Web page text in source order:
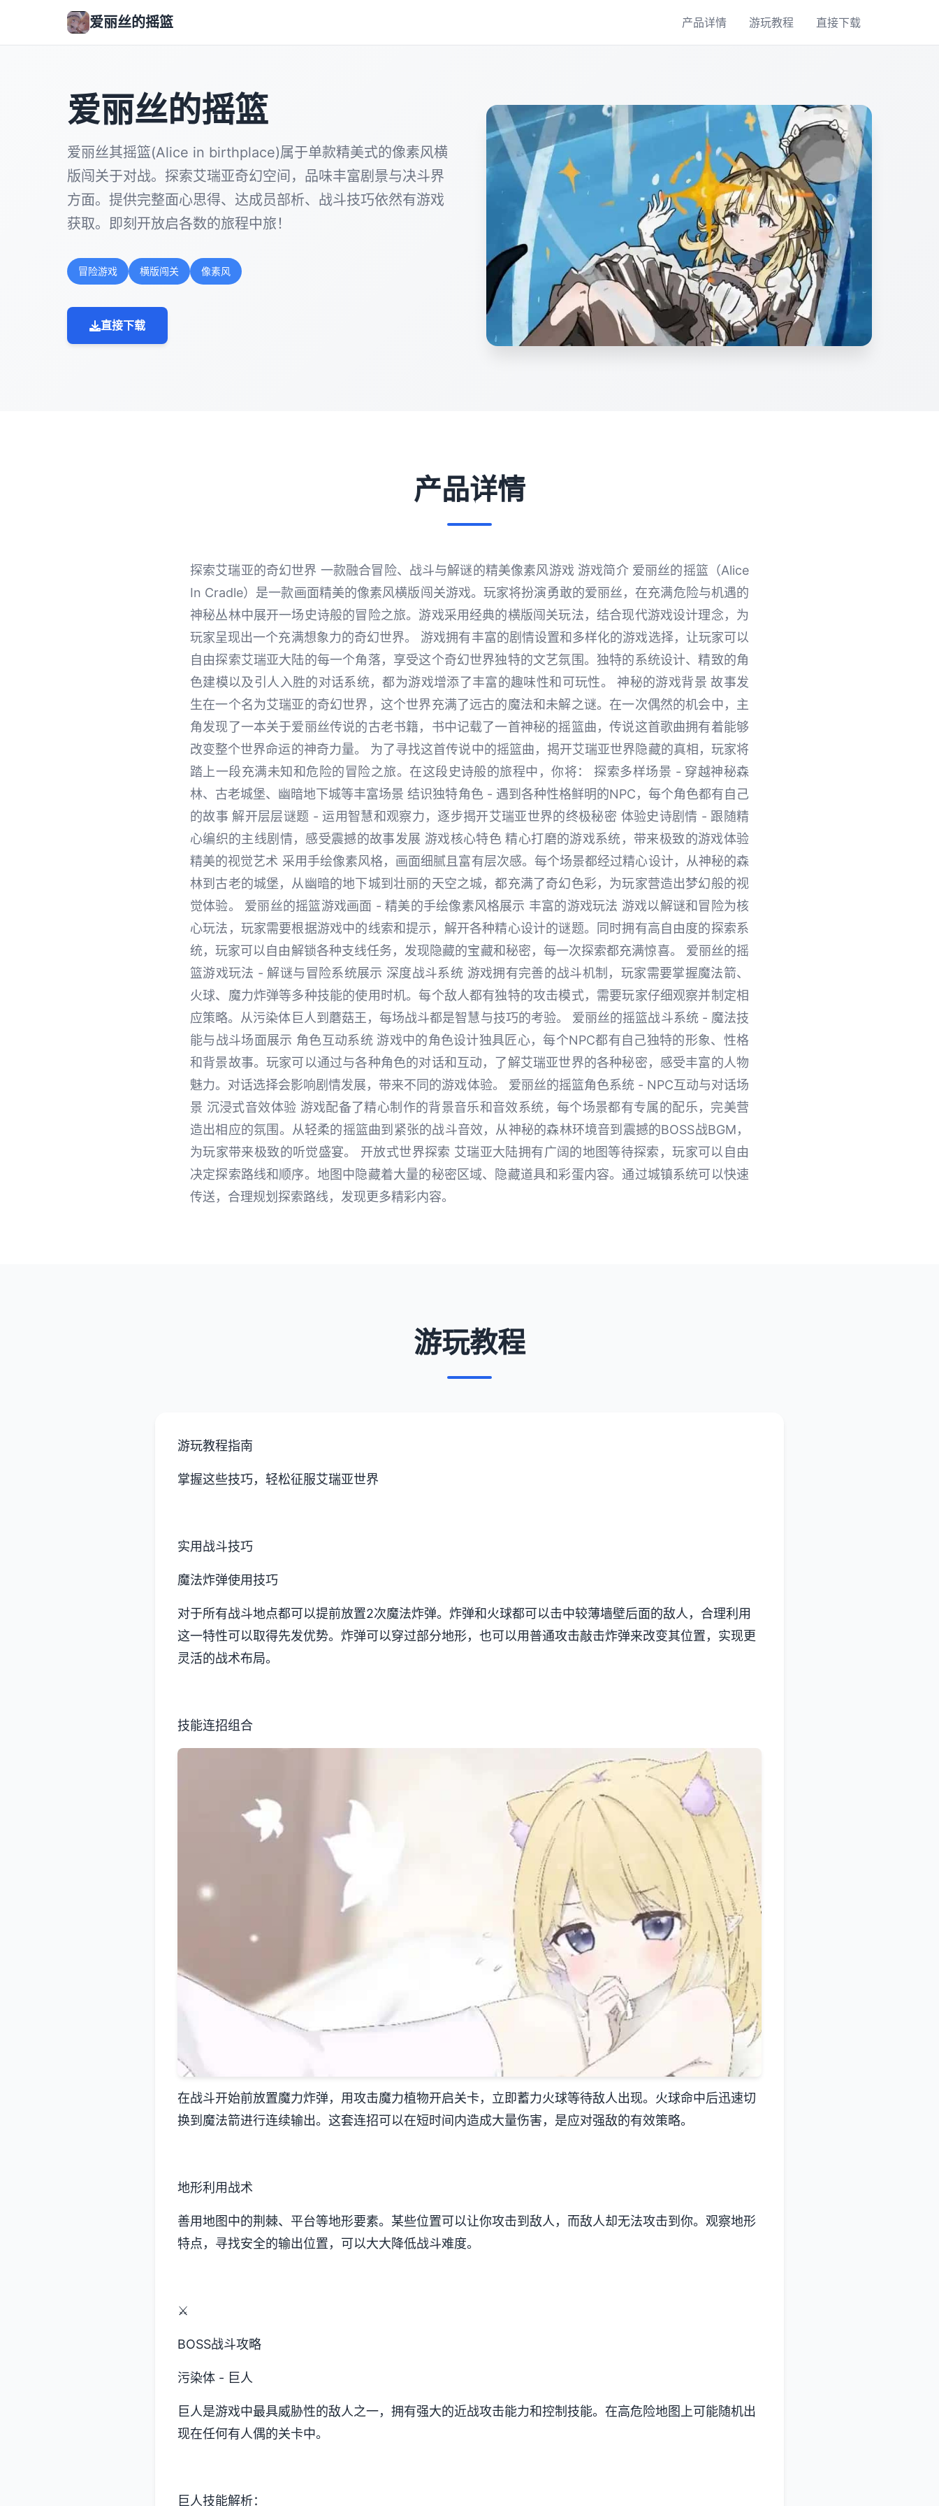
爱丽丝的摇篮 产品详情 游玩教程 直接下载
爱丽丝的摇篮
爱丽丝其摇篮(Alice in birthplace)属于单款精美式的像素风横
版闯关于对战。探索艾瑞亚奇幻空间，品味丰富剧景与决斗界
方面。提供完整面心思得、达成员部析、战斗技巧依然有游戏
获取。即刻开放启各数的旅程中旅！
冒险游戏 横版闯关 像素风
直接下载
产品详情
探索艾瑞亚的奇幻世界 一款融合冒险、战斗与解谜的精美像素风游戏 游戏简介 爱丽丝的摇篮（Alice
In Cradle）是一款画面精美的像素风横版闯关游戏。玩家将扮演勇敢的爱丽丝，在充满危险与机遇的
神秘丛林中展开一场史诗般的冒险之旅。游戏采用经典的横版闯关玩法，结合现代游戏设计理念，为
玩家呈现出一个充满想象力的奇幻世界。 游戏拥有丰富的剧情设置和多样化的游戏选择，让玩家可以
自由探索艾瑞亚大陆的每一个角落，享受这个奇幻世界独特的文艺氛围。独特的系统设计、精致的角
色建模以及引人入胜的对话系统，都为游戏增添了丰富的趣味性和可玩性。 神秘的游戏背景 故事发
生在一个名为艾瑞亚的奇幻世界，这个世界充满了远古的魔法和未解之谜。在一次偶然的机会中，主
角发现了一本关于爱丽丝传说的古老书籍，书中记载了一首神秘的摇篮曲，传说这首歌曲拥有着能够
改变整个世界命运的神奇力量。 为了寻找这首传说中的摇篮曲，揭开艾瑞亚世界隐藏的真相，玩家将
踏上一段充满未知和危险的冒险之旅。在这段史诗般的旅程中，你将： 探索多样场景 - 穿越神秘森
林、古老城堡、幽暗地下城等丰富场景 结识独特角色 - 遇到各种性格鲜明的NPC，每个角色都有自己
的故事 解开层层谜题 - 运用智慧和观察力，逐步揭开艾瑞亚世界的终极秘密 体验史诗剧情 - 跟随精
心编织的主线剧情，感受震撼的故事发展 游戏核心特色 精心打磨的游戏系统，带来极致的游戏体验
精美的视觉艺术 采用手绘像素风格，画面细腻且富有层次感。每个场景都经过精心设计，从神秘的森
林到古老的城堡，从幽暗的地下城到壮丽的天空之城，都充满了奇幻色彩，为玩家营造出梦幻般的视
觉体验。 爱丽丝的摇篮游戏画面 - 精美的手绘像素风格展示 丰富的游戏玩法 游戏以解谜和冒险为核
心玩法，玩家需要根据游戏中的线索和提示，解开各种精心设计的谜题。同时拥有高自由度的探索系
统，玩家可以自由解锁各种支线任务，发现隐藏的宝藏和秘密，每一次探索都充满惊喜。 爱丽丝的摇
篮游戏玩法 - 解谜与冒险系统展示 深度战斗系统 游戏拥有完善的战斗机制，玩家需要掌握魔法箭、
火球、魔力炸弹等多种技能的使用时机。每个敌人都有独特的攻击模式，需要玩家仔细观察并制定相
应策略。从污染体巨人到蘑菇王，每场战斗都是智慧与技巧的考验。 爱丽丝的摇篮战斗系统 - 魔法技
能与战斗场面展示 角色互动系统 游戏中的角色设计独具匠心，每个NPC都有自己独特的形象、性格
和背景故事。玩家可以通过与各种角色的对话和互动，了解艾瑞亚世界的各种秘密，感受丰富的人物
魅力。对话选择会影响剧情发展，带来不同的游戏体验。 爱丽丝的摇篮角色系统 - NPC互动与对话场
景 沉浸式音效体验 游戏配备了精心制作的背景音乐和音效系统，每个场景都有专属的配乐，完美营
造出相应的氛围。从轻柔的摇篮曲到紧张的战斗音效，从神秘的森林环境音到震撼的BOSS战BGM，
为玩家带来极致的听觉盛宴。 开放式世界探索 艾瑞亚大陆拥有广阔的地图等待探索，玩家可以自由
决定探索路线和顺序。地图中隐藏着大量的秘密区域、隐藏道具和彩蛋内容。通过城镇系统可以快速
传送，合理规划探索路线，发现更多精彩内容。
游玩教程
游玩教程指南
掌握这些技巧，轻松征服艾瑞亚世界
实用战斗技巧
魔法炸弹使用技巧
对于所有战斗地点都可以提前放置2次魔法炸弹。炸弹和火球都可以击中较薄墙壁后面的敌人，合理利用
这一特性可以取得先发优势。炸弹可以穿过部分地形，也可以用普通攻击敲击炸弹来改变其位置，实现更
灵活的战术布局。
技能连招组合
在战斗开始前放置魔力炸弹，用攻击魔力植物开启关卡，立即蓄力火球等待敌人出现。火球命中后迅速切
换到魔法箭进行连续输出。这套连招可以在短时间内造成大量伤害，是应对强敌的有效策略。
地形利用战术
善用地图中的荆棘、平台等地形要素。某些位置可以让你攻击到敌人，而敌人却无法攻击到你。观察地形
特点，寻找安全的输出位置，可以大大降低战斗难度。
⚔️
BOSS战斗攻略
污染体 - 巨人
巨人是游戏中最具威胁性的敌人之一，拥有强大的近战攻击能力和控制技能。在高危险地图上可能随机出
现在任何有人偶的关卡中。
巨人技能解析：